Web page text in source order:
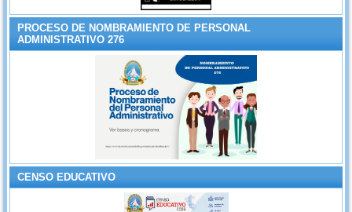
PROCESO DE NOMBRAMIENTO DE PERSONAL
ADMINISTRATIVO 276
CENSO EDUCATIVO